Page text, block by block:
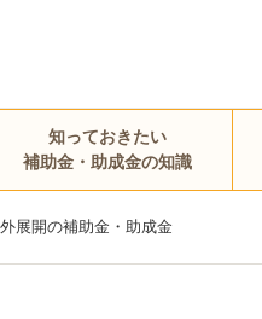
知っておきたい
補助金・助成金の知識
展開の補助金・助成金